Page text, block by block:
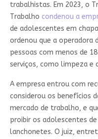
trabalhistas. Em 2023, o
Trabalho condenou a
de adolescentes em
ordenou que a operadora
pessoas com menos de
serviços, como limpeza e
A empresa entrou com
considerou os benefícios
mercado de trabalho, e
proibir os adolescentes
lanchonetes. O juiz,